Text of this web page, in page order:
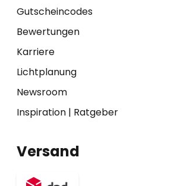
Gutscheincodes
Bewertungen
Karriere
Lichtplanung
Newsroom
Inspiration| Ratgeber
Versand